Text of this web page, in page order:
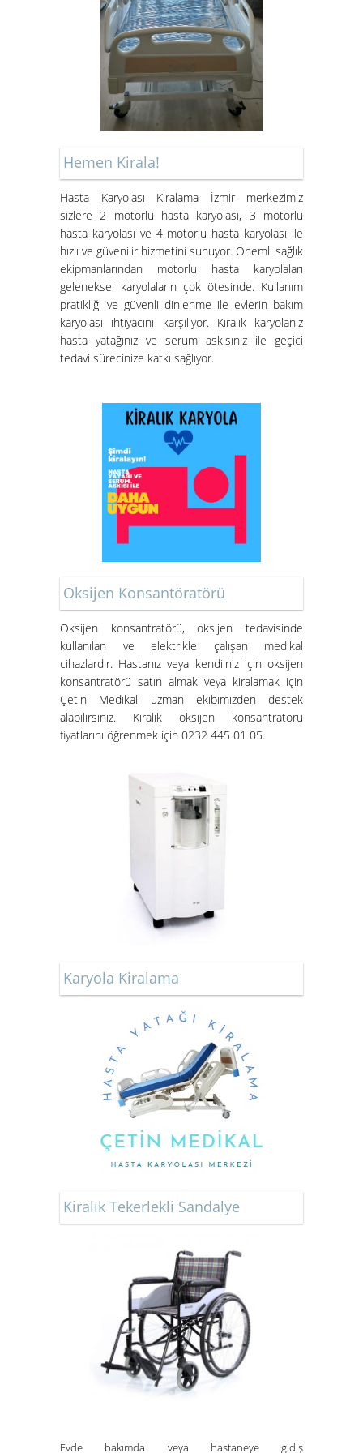
Kiralık Hasta Karyolası Bostanlı
Kiralık Hasta Karyolası
Hasta Karyolası Muğla
Hemen Kirala!
Hasta Karyolası Kiralama İzmir merkezimiz
sizlere 2 motorlu hasta karyolası, 3 motorlu
hasta karyolası ve 4 motorlu hasta karyolası ile
hızlı ve güvenilir hizmetini sunuyor. Önemli sağlık
ekipmanlarından motorlu hasta karyolaları
geleneksel karyolaların çok ötesinde. Kullanım
pratikliği ve güvenli dinlenme ile evlerin bakım
karyolası ihtiyacını karşılıyor. Kiralık karyolanız
hasta yatağınız ve serum askısınız ile geçici
tedavi sürecinize katkı sağlıyor.
Oksijen Konsantöratörü
Oksijen konsantratörü, oksijen tedavisinde
kullanılan ve elektrikle çalışan medikal
cihazlardır. Hastanız veya kendiiniz için oksijen
konsantratörü satın almak veya kiralamak için
Çetin Medikal uzman ekibimizden destek
alabilirsiniz. Kiralık oksijen konsantratörü
fiyatlarını öğrenmek için 0232 445 01 05.
Karyola Kiralama
Kiralık Tekerlekli Sandalye
Evde bakımda veya hastaneye gidiş